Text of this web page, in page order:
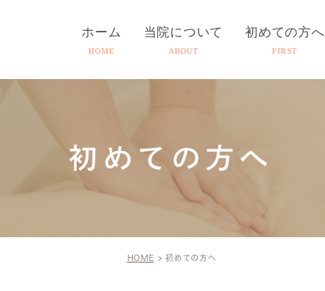
ホーム
HOME
当院について
ABOUT
初めての方へ
FIRST
初めての方へ
HOME 初めての方へ